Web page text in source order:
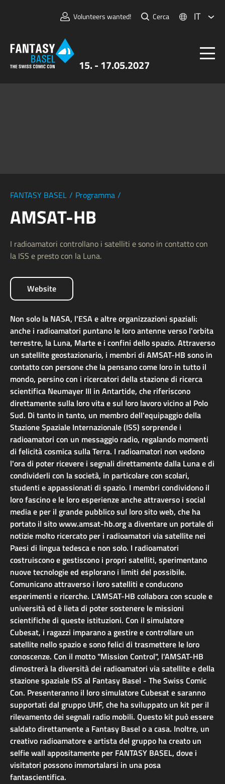
15. - 17.05.2027
Volunteers wanted! Cerca IT
FANTASY BASEL / Programma /
AMSAT-HB
I radioamatori controllano i satelliti e sono in contatto con
la ISS e presto con la Luna.
Website
Non solo la NASA, l'ESA e altre organizzazioni spaziali:
anche i radioamatori puntano le loro antenne verso l'orbita
terrestre, la Luna, Marte e i confini dello spazio. Attraverso
un satellite geostazionario, i membri di AMSAT-HB sono in
contatto con persone che la pensano come loro in tutto il
mondo, persino con i ricercatori della stazione di ricerca
scientifica Neumayer III in Antartide, che riferiscono
direttamente sulla loro vita e sul loro lavoro vicino al Polo
Sud. Di tanto in tanto, un membro dell'equipaggio della
Stazione Spaziale Internazionale (ISS) sorprende i
radioamatori con un messaggio radio, regalando momenti
di felicità cosmica sulla Terra. I radioamatori non vedono
l'ora di poter ricevere i segnali direttamente dalla Luna e di
condividerli con la società, in particolare con scolari,
studenti e appassionati di spazio. I membri condividono il
loro fascino e le loro esperienze anche attraverso i social
media e per il grande pubblico sul loro sito web, che ha
portato il sito www.amsat-hb.org a diventare un portale di
notizie molto ricercato per i radioamatori via satellite nei
Paesi di lingua tedesca e non solo. I radioamatori
costruiscono e gestiscono i propri satelliti, sperimentano
nuove tecnologie ed esplorano i limiti del possibile.
Comunicano attraverso i loro satelliti e conducono
esperimenti e ricerche. L'AMSAT-HB collabora con scuole e
università ed è lieta di poter sostenere le missioni
scientifiche di queste istituzioni. Con il simulatore
Cubesat, i ragazzi imparano a gestire e controllare un
satellite nello spazio e sono felici di trasmettere le loro
conoscenze. Con il motto "Mission Control", l'AMSAT-HB
dimostrerà la diversità dei radioamatori via satellite e della
stazione spaziale ISS al Fantasy Basel - The Swiss Comic
Con. Presenteranno il loro simulatore Cubesat e saranno
supportati dal gruppo UHF, che ha sviluppato un kit per il
rilevamento dei segnali radio mobili. Questo kit può essere
saldato direttamente a Fantasy Basel o a casa. Inoltre, un
creativo radioamatore e artista del gruppo ha creato un
selfie wall appositamente per FANTASY BASEL, dove i
visitatori possono immortalarsi in una posa
fantascientifica.